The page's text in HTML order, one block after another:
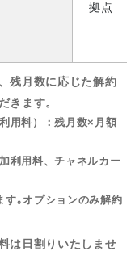
拠点
残月数に応じた解約
きます。
用料）：残月数×月額
利用料、チャネルカー
す｡オプションのみ解約
は日割りいたしませ